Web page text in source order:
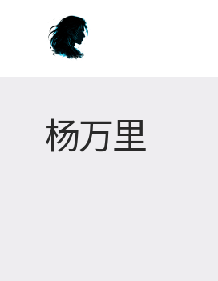
杨万里